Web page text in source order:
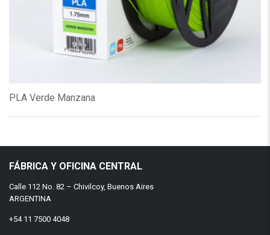
PLA Verde Manzana
FÁBRICA Y OFICINA CENTRAL
Calle 112 No. 82 – Chivilcoy, Buenos Aires
ARGENTINA
+54 11 7500 4048